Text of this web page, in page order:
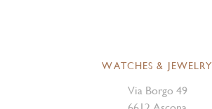
WATCHES & JEWELRY
Via Borgo 49